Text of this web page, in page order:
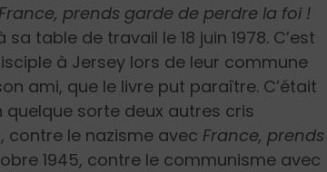
prends garde de perdre la foi !
table de travail le 18 juin 1978. C’est
à Jersey lors de leur commune
ami, que le livre put paraître. C’était
sorte deux autres cris
contre le nazisme avec France, prends
1945, contre le communisme avec